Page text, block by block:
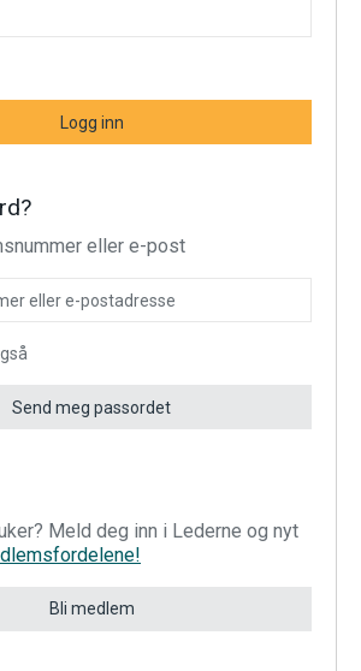
Logg inn
eller e-post
Send meg passordet
Meld deg inn i Lederne og nyt
Bli medlem